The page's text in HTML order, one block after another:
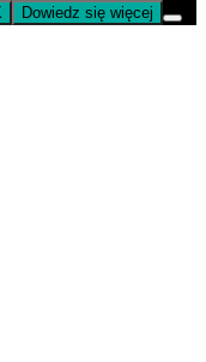
Dowiedz się więcej